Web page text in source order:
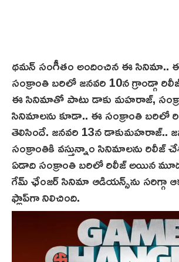
థ‌మన్ సంగీతం అందించిన ఈ సినిమా..
సంక్రాంతి బరిలో జనవరి 10న గ్రాండ్గా
ఈ సినిమాతో పాటు డాకు మ‌హ‌రాజ్‌,
సినిమాల‌ను కూడా.. ఈ సంక్రాంతి బ‌రిలో
తెలిసిందే. జనవరి 13న డాకుమహ‌రాజ్‌..
సంక్రాంతికి వస్తున్నాం సినిమాలను రిలీజ్
ఏడాది సంక్రాంతి బ‌రిలో రిలీజ్ అయిన
గేమ్ ఛేంజర్ సినిమా ఆడియన్స్‌ను సరిగ్గా
ఫ్లాప్‌గా నిలిచింది.